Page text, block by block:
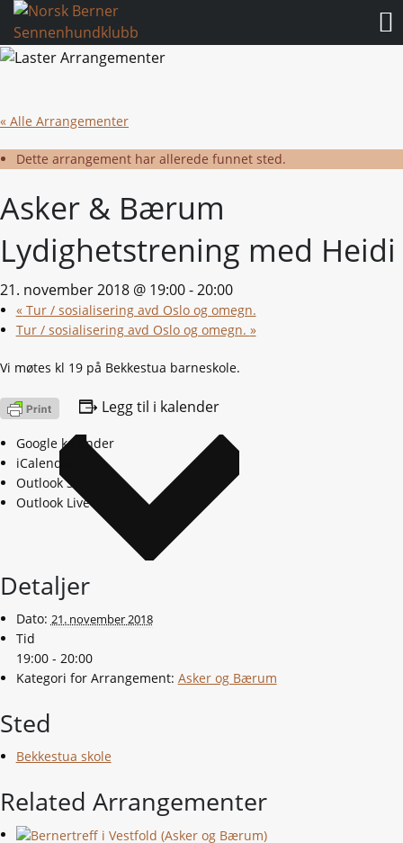
Gå
Norsk
Berner
« Alle Arrangementer
Dette arrangement har allerede funnet sted.
Asker & Bærum
Lydighetstrening med Heidi
21. november 2018 @ 19:00-20:00
«Tur / sosialisering avd Oslo og omegn.
Tur / sosialisering avd Oslo og omegn. »
Vi møtes kl 19 på Bekkestua barneskole.
Legg til i kalender
Google kalender
iCalendar
Outlook 365
Outlook Live
Detaljer
Dato: 21. november 2018
Tid
19:00 - 20:00
Kategori for Arrangement: Asker og Bærum
Sted
Bekkestua skole
Related Arrangementer